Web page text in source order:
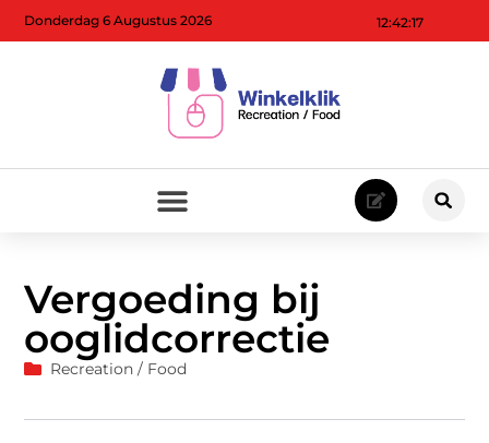
12:42:18
Donderdag 6 Augustus 2026
Vergoeding bij
ooglidcorrectie
Recreation / Food